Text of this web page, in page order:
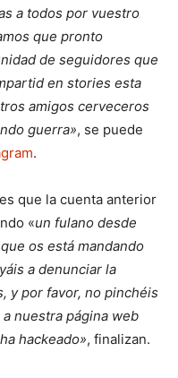
a todos por vuestro
que pronto
de seguidores que
en stories esta
amigos cerveceros
guerra», se puede
.
que la cuenta anterior
«un fulano desde
os está mandando
a denunciar la
y por favor, no pinchéis
nuestra página web
hackeado», finalizan.